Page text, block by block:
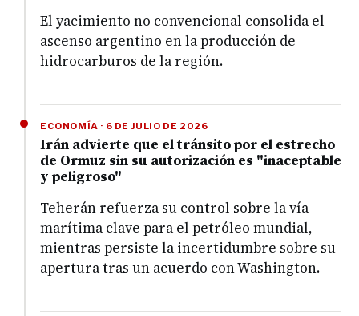
El yacimiento no convencional consolida el
ascenso argentino en la producción de
hidrocarburos de la región.
ECONOMÍA · 6 DE JULIO DE 2026
Irán advierte que el tránsito por el estrecho
de Ormuz sin su autorización es "inaceptable
y peligroso"
Teherán refuerza su control sobre la vía
marítima clave para el petróleo mundial,
mientras persiste la incertidumbre sobre su
apertura tras un acuerdo con Washington.